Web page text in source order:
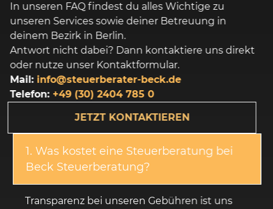
In unseren FAQ findest du alles Wichtige zu
unseren Services sowie deiner Betreuung in
deinem Bezirk in Berlin.
Antwort nicht dabei? Dann kontaktiere uns direkt
oder nutze unser Kontaktformular.
Mail:info@steuerberater-beck.de
Telefon:+49 (30) 2404 785 0
JETZT KONTAKTIEREN
1. Was kostet eine Steuerberatung bei
Beck Steuerberatung?
Transparenz bei unseren Gebühren ist uns